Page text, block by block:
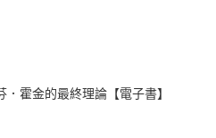
生消息
出驚嘆
．霍金的最終理論【電子書】